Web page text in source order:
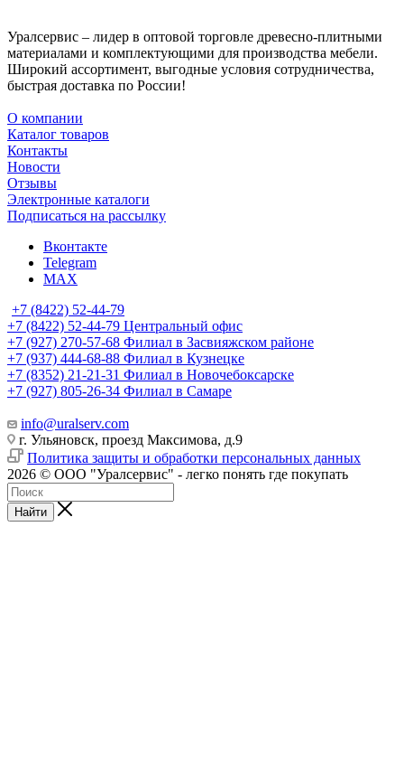
Уралсервис – лидер в оптовой торговле древесно-плитными
материалами и комплектующими для производства мебели.
Широкий ассортимент, выгодные условия сотрудничества,
быстрая доставка по России!
О компании
Каталог товаров
Контакты
Новости
Отзывы
Электронные каталоги
Подписаться на рассылку
Вконтакте
Telegram
MAX
+7 (8422) 52-44-79
+7 (8422) 52-44-79 Центральный офис
+7 (927) 270-57-68 Филиал в Засвияжском районе
+7 (937) 444-68-88 Филиал в Кузнецке
+7 (8352) 21-21-31 Филиал в Новочебоксарске
+7 (927) 805-26-34 Филиал в Самаре
info@uralserv.com
г. Ульяновск, проезд Максимова, д.9
Политика защиты и обработки персональных данных
2026 © ООО "Уралсервис" - легко понять где покупать
Найти